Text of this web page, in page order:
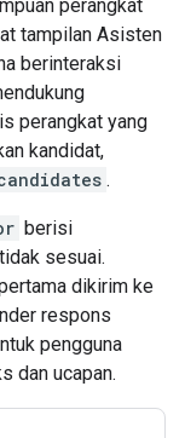
perangkat
tampilan Asisten
berinteraksi
perangkat yang
kandidat,
.
berisi
sesuai.
dikirim ke
respons
pengguna
dan ucapan.